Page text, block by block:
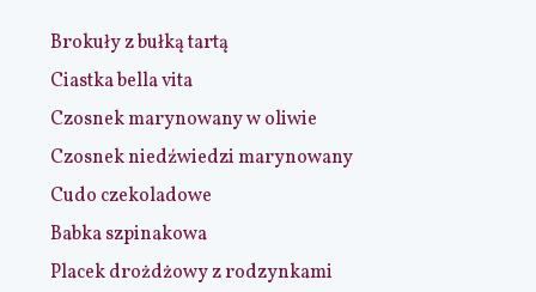
Brokuły z bułką tartą
Ciastka bella vita
Czosnek marynowany w oliwie
Czosnek niedźwiedzi marynowany
Cudo czekoladowe
Babka szpinakowa
Placek drożdżowy z rodzynkami